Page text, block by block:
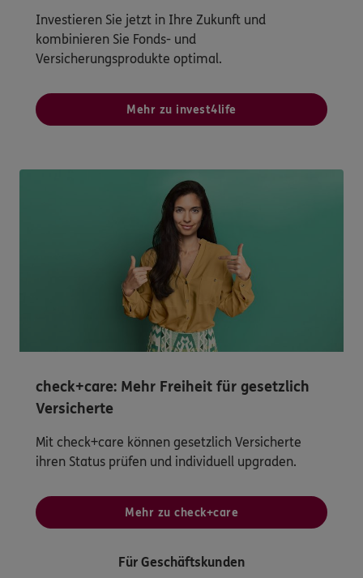
Investieren Sie jetzt in Ihre Zukunft und
kombinieren Sie Fonds- und
Versicherungsprodukte optimal.
Mehr zu invest4life
check+care: Mehr Freiheit für gesetzlich
Versicherte
Mit check+care können gesetzlich Versicherte
ihren Status prüfen und individuell upgraden.
Mehr zu check+care
Für Geschäftskunden